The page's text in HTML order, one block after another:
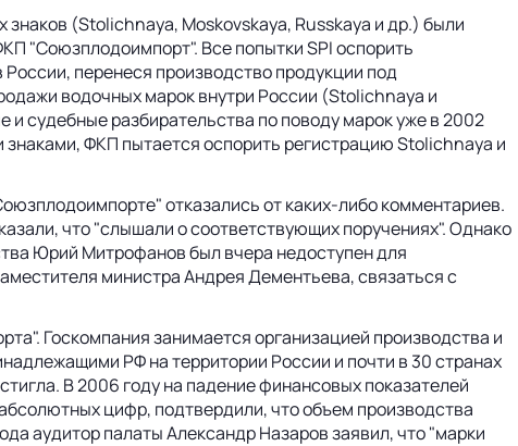
(Stolichnaya, Moskovskaya, Russkaya и др.) были
"Союзплодоимпорт". Все попытки SPI оспорить
перенеся производство продукции под
водочных марок внутри России (Stolichnaya и
судебные разбирательства по поводу марок уже в 2002
ФКП пытается оспорить регистрацию Stolichnaya и
отказались от каких-либо комментариев.
что "слышали о соответствующих поручениях". Однако
Юрий Митрофанов был вчера недоступен для
министра Андрея Дементьева, связаться с
Госкомпания занимается организацией производства и
РФ на территории России и почти в 30 странах
В 2006 году на падение финансовых показателей
цифр, подтвердили, что объем производства
аудитор палаты Александр Назаров заявил, что "марки